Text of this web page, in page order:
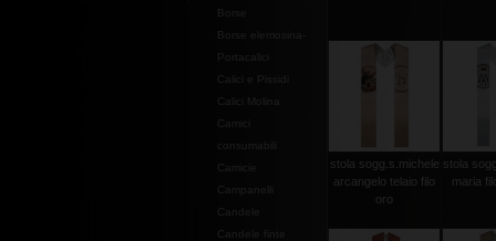
Borse
Borse elemosina-
Portacalici
Calici e Pissidi
Calici Molina
Campanelli
Candele
Candele finte
stola sogg.s.michele
arcangelo telaio filo
oro
stola
maria